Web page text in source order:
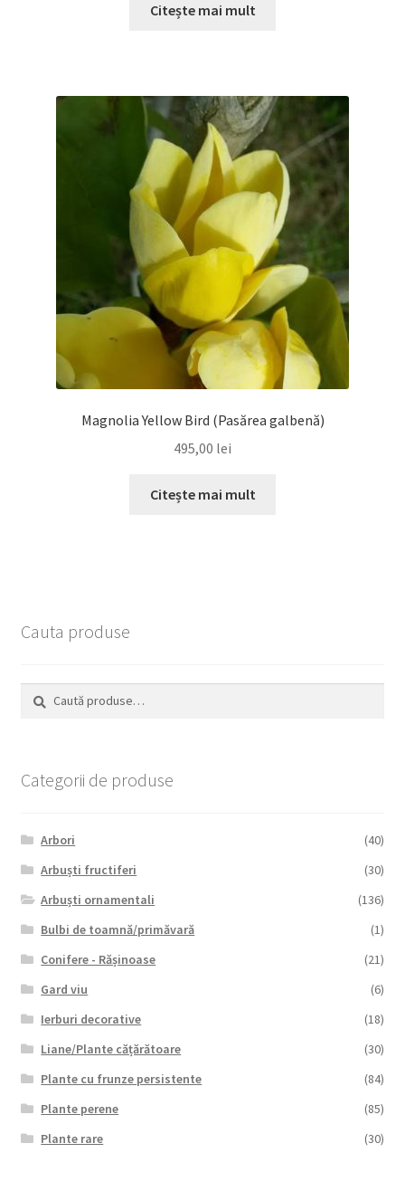
Citește mai mult
Magnolia Yellow Bird (Pasărea galbenă)
495,00 lei
Citește mai mult
Cauta produse
Caută
după:
Caută
Categorii de produse
Arbori
(40)
Arbuști fructiferi
(30)
Arbuști ornamentali
(136)
Bulbi de toamnă/primăvară
(1)
Conifere - Rășinoase
(21)
Gard viu
(6)
Ierburi decorative
(18)
Liane/Plante cățărătoare
(30)
Plante cu frunze persistente
(84)
Plante perene
(85)
Plante rare
(30)